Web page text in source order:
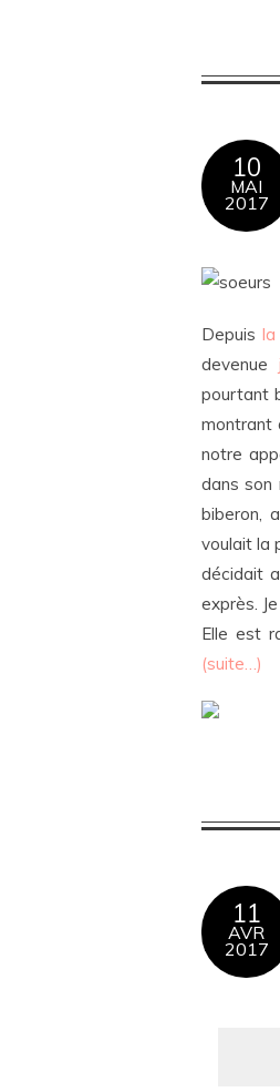
10
MAI
2017
Depuis
devenue
pourtant
montrant
notre
dans son
biberon,
voulait la
décidait
exprès.
Elle est
(suite…)
11
AVR
2017